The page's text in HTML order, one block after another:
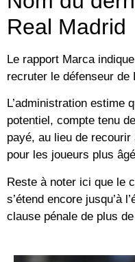
Real Madrid
Le rapport Marca
recruter le défenseur de
L’administration estime
potentiel, compte tenu
payé, au lieu de
pour les joueurs plus
Reste à noter ici que le
s’étend encore jusqu’à
clause pénale de plus